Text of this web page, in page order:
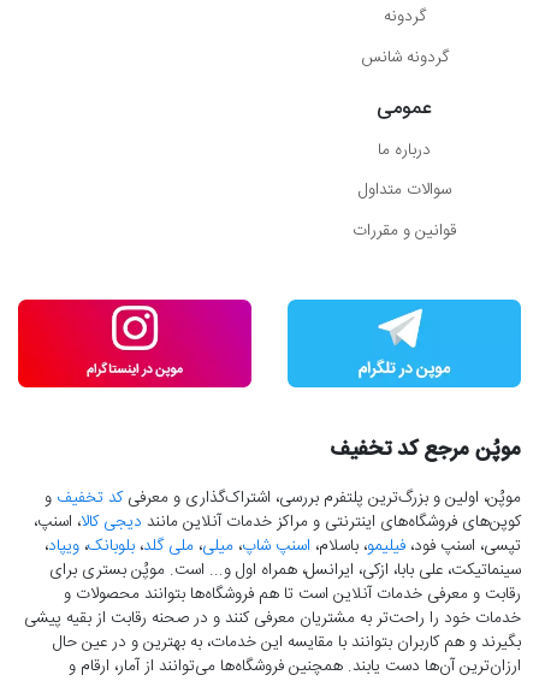
گردونه
گردونه شانس
عمومی
درباره ما
سوالات متداول
قوانین و مقررات
موپُن مرجع کد تخفیف
موپُن، اولین و بزرگ‌ترین پلتفرم بررسی، اشتراک‌گذاری و معرفیکد تخفیف و
کوپن‌های فروشگاه‌های اینترنتی و مراکز خدمات آنلاین مانند دیجی کالا، اسنپ،
تپسی، اسنپ فود، فیلیمو، باسلام، اسنپ شاپ، میلی، ملی گلد، بلوبانک، ویپاد،
سینماتیکت، علی بابا، ازکی، ایرانسل، همراه اول و... است. موپُن بستری برای
رقابت و معرفی خدمات آنلاین است تا هم فروشگاه‌ها بتوانند محصولات و
خدمات خود را راحت‌تر به مشتریان معرفی کنند و در صحنه رقابت از بقیه پیشی
بگیرند و هم کاربران بتوانند با مقایسه این خدمات، به بهترین و در عین حال
ارزان‌ترین آن‌ها دست‌ یابند. همچنین فروشگاه‌ها می‌توانند از آمار، ارقام و